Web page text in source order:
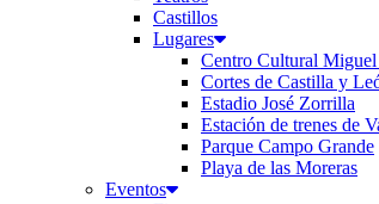
Castillos
Lugares
Centro Cultural
Cortes de Castilla y
Estadio José Zorrilla
Estación de trenes de
Parque Campo Grande
Playa de las Moreras
Eventos